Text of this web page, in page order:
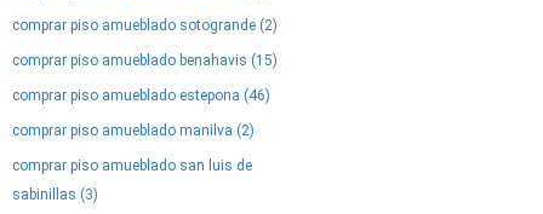
comprar piso amueblado sotogrande (2)
comprar piso amueblado benahavis (15)
comprar piso amueblado estepona (46)
comprar piso amueblado manilva (2)
comprar piso amueblado san luis de
sabinillas (3)